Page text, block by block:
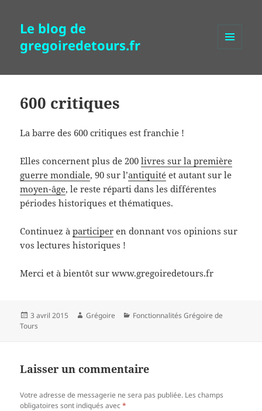
Le blog de
gregoiredetours.fr
WIDGETS
600 critiques
La barre des 600 critiques est franchie !
Elles concernent plus de 200livres sur la première
guerre mondiale, 90 sur l’antiquité et autant sur le
moyen-âge, le reste réparti dans les différentes
périodes historiques et thématiques.
Continuez àparticiper en donnant vos opinions sur
vos lectures historiques !
Merci et à bientôt sur www.gregoiredetours.fr
Publié
le
3 avril 2015 Auteur
Grégoire Catégories
Fonctionnalités Grégoire de
Tours
Laisser un commentaire
Votre adresse de messagerie ne sera pas publiée. Les champs
obligatoires sont indiqués avec*